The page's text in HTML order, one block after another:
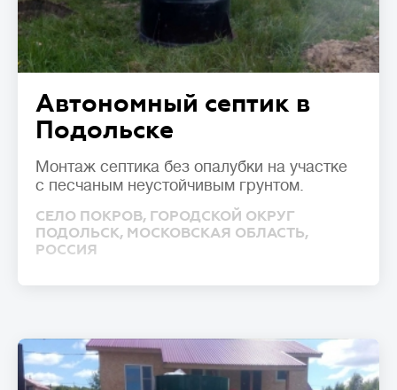
Автономный септик в
Подольске
Монтаж септика без опалубки на участке
с песчаным неустойчивым грунтом.
СЕЛО ПОКРОВ, ГОРОДСКОЙ ОКРУГ
ПОДОЛЬСК, МОСКОВСКАЯ ОБЛАСТЬ,
РОССИЯ